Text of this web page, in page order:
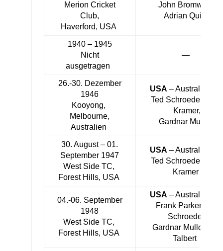
Merion Cricket
Club,
Haverford, USA
John Bromwich,
Adrian Quist
1940 – 1945
Nicht
ausgetragen
—
26.-30. Dezember
1946
Kooyong,
Melbourne,
Australien
USA – Australien
Ted Schroeder, Jack
Kramer,
Gardnar Mulloy
30. August – 01.
September 1947
West Side TC,
Forest Hills, USA
USA – Australien
Ted Schroeder, Jack
Kramer
04.-06. September
1948
West Side TC,
Forest Hills, USA
USA – Australien
Frank Parker, Ted
Schroeder,
Gardnar Mulloy, Bill
Talbert